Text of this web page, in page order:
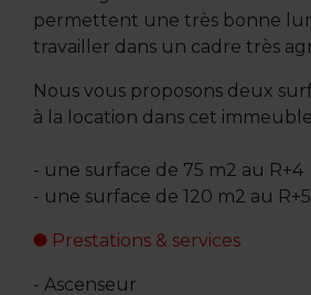
permettent une très bonne
travailler dans un cadre très
Nous vous proposons deux
à la location dans cet
- une surface de 75 m2 au R+4
- une surface de 120 m2 au R+5
Prestations & services
- Ascenseur